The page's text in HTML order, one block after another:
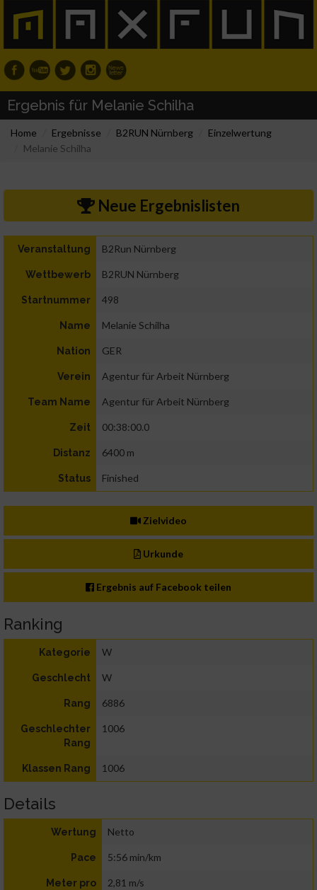
Ergebnis für Melanie Schilha
Home Ergebnisse B2RUN Nürnberg
Einzelwertung
Melanie Schilha
Neue Ergebnislisten
Veranstaltung B2Run Nürnberg
Wettbewerb B2RUN Nürnberg
Startnummer 498
Name Melanie Schilha
Nation GER
Verein Agentur für Arbeit Nürnberg
Team Name Agentur für Arbeit Nürnberg
Zeit 00:38:00.0
Distanz 6400 m
Status Finished
Zielvideo
Urkunde
Ergebnis auf Facebook teilen
Ranking
Kategorie W
Geschlecht W
Rang 6886
Geschlechter
Rang
1006
Klassen Rang 1006
Details
Wertung Netto
Pace 5:56 min/km
Meter pro
2,81 m/s